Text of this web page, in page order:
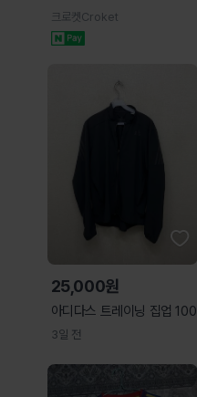
드 반팔 티셔츠 자수 로고 블
루 블랙 2컬러 LD6503
크로켓Croket
25,000원
아디다스 트레이닝 집업 100
3일 전